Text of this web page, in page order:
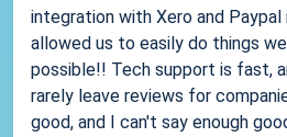
integration with Xero and Paypal
allowed us to easily do things
possible!! Tech support is fast,
rarely leave reviews for
good, and I can't say enough